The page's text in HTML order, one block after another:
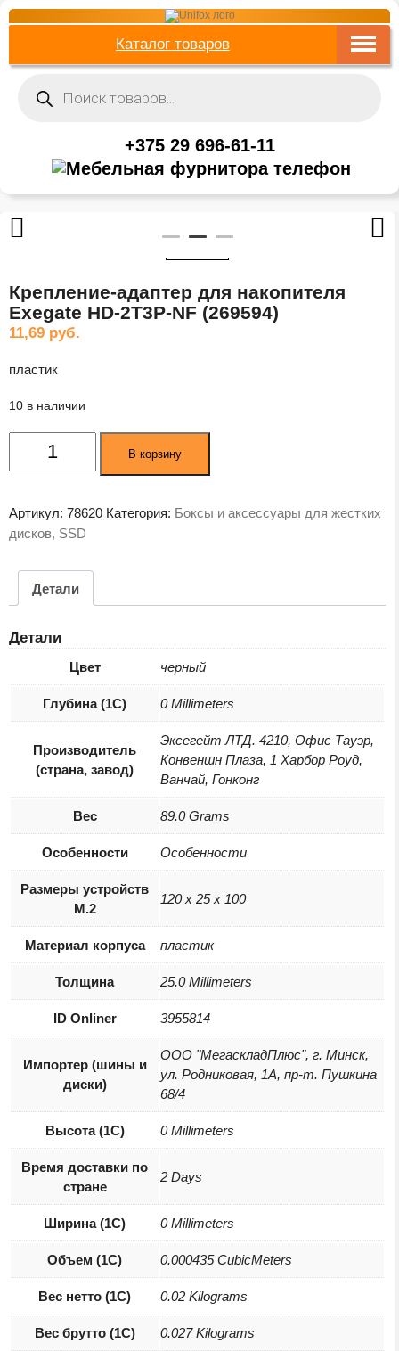
Каталог товаров
товаров
+375 29 696-61-11
Крепление-адаптер для накопителя
Exegate HD-2T3P-NF (269594)
11,69 руб.
пластик
10 в наличии
Количество
товара
для
накопителя
2T3P-
(269594)
В корзину
Артикул: 78620 Категория: Боксы и аксессуары для жестких
дисков, SSD
Детали
Детали
Цвет черный
Глубина (1С) 0 Millimeters
Производитель
(страна, завод)
Эксегейт ЛТД. 4210, Офис Тауэр,
Конвеншн Плаза, 1 Харбор Роуд,
Ванчай, Гонконг
Вес 89.0 Grams
Особенности Особенности
Размеры устройств
M.2
120 x 25 x 100
Материал корпуса пластик
Толщина 25.0 Millimeters
ID Onliner 3955814
Импортер (шины и
диски)
ООО "МегаскладПлюс", г. Минск,
ул. Родниковая, 1А, пр-т. Пушкина
68/4
Высота (1С) 0 Millimeters
Время доставки по
стране
2 Days
Ширина (1С) 0 Millimeters
Объем (1С) 0.000435 CubicMeters
Вес нетто (1С) 0.02 Kilograms
Вес брутто (1С) 0.027 Kilograms